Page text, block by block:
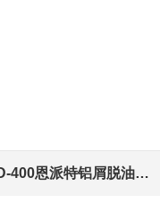
ED-400恩派特铝屑脱油机 锲型筛网不易堵料